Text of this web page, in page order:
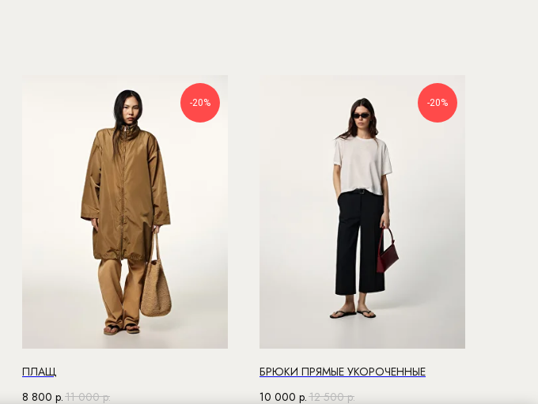
-20%
ПЛАЩ
8 800 р. 11 000 р.
-20%
БРЮКИ ПРЯМЫЕ УКОРОЧЕННЫЕ
10 000 р. 12 500 р.